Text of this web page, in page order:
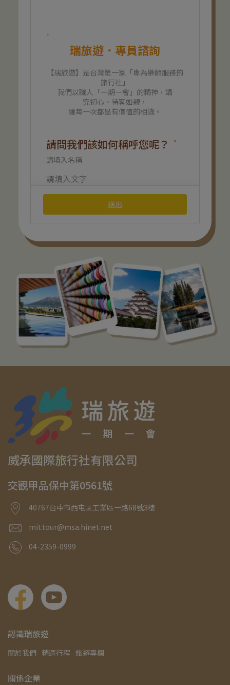
認識瑞旅遊
關於我們 精選行程 旅遊專欄
關係企業
威承國際旅行社有限公司
交觀甲品保中第0561號
40767台中市西屯區工業區一路68號3樓
mit.tour@msa.hinet.net
04-2359-0999